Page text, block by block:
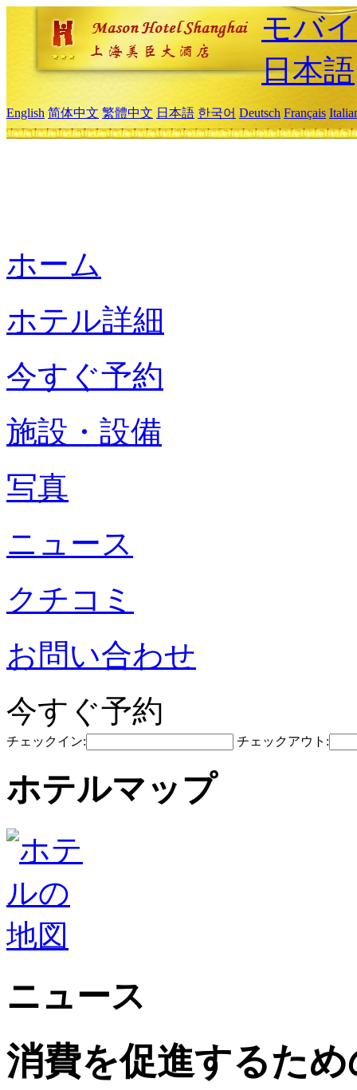
モバ
日本語
English 简体中文 繁體中文 日本語 한국어 Deutsch Français
ホーム
ホテル詳細
今すぐ予約
施設・設備
写真
ニュース
クチコミ
お問い合わせ
今すぐ予約
チェックイン: チェックアウト:
ホテルマップ
ニュース
消費を促進するた